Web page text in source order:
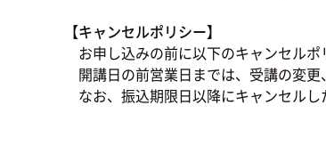
【キャンセルポリシー】
お申し込みの前に以下のキャンセルポ
開講日の前営業日までは、受講の変更
なお、振込期限日以降にキャンセルし